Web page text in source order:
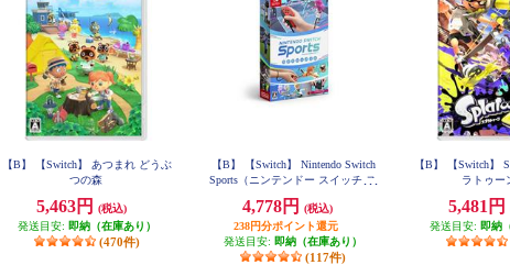
【B】 【Switch】 あつまれ どうぶ
つの森
5,463円
(税込)
発送目安: 即納（在庫あり）
(470件)
【B】 【Switch】 Nintendo Switch
Sports（ニンテンドー スイッチ ス
4,778円
(税込)
238円分ポイント還元
発送目安: 即納（在庫あり）
(117件)
【B】 【Switch】
ラトゥー
5,481円
発送目安: 即納